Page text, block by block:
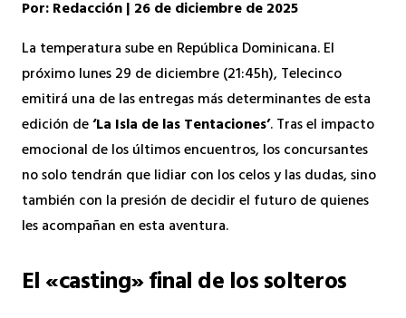
Por: Redacción | 26 de diciembre de 2025
La temperatura sube en República Dominicana. El
próximo lunes 29 de diciembre (21:45h), Telecinco
emitirá una de las entregas más determinantes de esta
edición de‘La Isla de las Tentaciones’. Tras el impacto
emocional de los últimos encuentros, los concursantes
no solo tendrán que lidiar con los celos y las dudas, sino
también con la presión de decidir el futuro de quienes
les acompañan en esta aventura.
El «casting» final de los solteros